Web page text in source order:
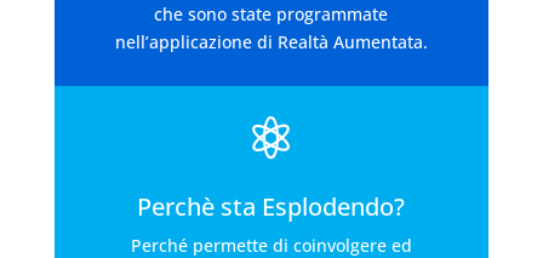
che sono state programmate
nell’applicazione di Realtà Aumentata.

Perchè sta Esplodendo?
Perché permette di coinvolgere ed